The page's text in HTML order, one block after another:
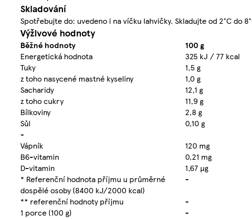
Skladování
Spotřebujte do: uvedeno i na víčku lahvičky. Skladujte od 2°C do
Výživové hodnoty
Běžné hodnoty 100 g
Energetická hodnota
325 kJ / 77 kcal
Tuky
1,5 g
z toho nasycené mastné kyseliny
1,0 g
Sacharidy
12,1 g
z toho cukry
11,9 g
Bílkoviny
2,8 g
Sůl
0,10 g
-
Vápník
120 mg
B6-vitamin
0,21 mg
D-vitamin
1,67 µg
* Referenční hodnota příjmu u průměrné
dospělé osoby (8400 kJ/2000 kcal)
-
** referenční hodnoty příjmu
-
1 porce (100 g)
-